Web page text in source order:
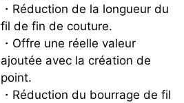
・Réduction de la longueur du
fil de fin de couture.
・Offre une réelle valeur
ajoutée avec la création de
point.
・Réduction du bourrage de fil